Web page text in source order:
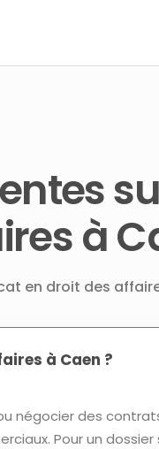
à
en droit des
à Caen ?
négocier des
Pour un